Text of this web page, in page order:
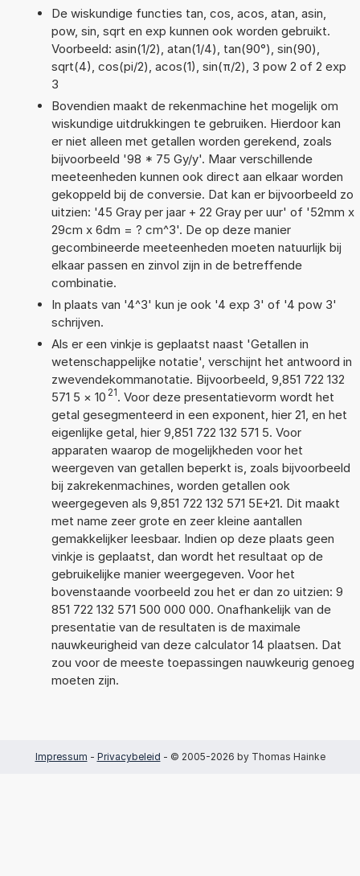
De wiskundige functies tan, cos, acos, atan, asin,
pow, sin, sqrt en exp kunnen ook worden gebruikt.
Voorbeeld: asin(1/2), atan(1/4), tan(90°), sin(90),
sqrt(4), cos(pi/2), acos(1), sin(π/2), 3 pow 2 of 2 exp
3
Bovendien maakt de rekenmachine het mogelijk om
wiskundige uitdrukkingen te gebruiken. Hierdoor kan
er niet alleen met getallen worden gerekend, zoals
bijvoorbeeld '98 * 75 Gy/y'. Maar verschillende
meeteenheden kunnen ook direct aan elkaar worden
gekoppeld bij de conversie. Dat kan er bijvoorbeeld zo
uitzien: '45 Gray per jaar + 22 Gray per uur' of '52mm x
29cm x 6dm = ? cm^3'. De op deze manier
gecombineerde meeteenheden moeten natuurlijk bij
elkaar passen en zinvol zijn in de betreffende
combinatie.
In plaats van '4^3' kun je ook '4 exp 3' of '4 pow 3'
schrijven.
Als er een vinkje is geplaatst naast 'Getallen in
wetenschappelijke notatie', verschijnt het antwoord in
zwevendekommanotatie. Bijvoorbeeld, 9,851 722 132
571 5 × 10 21. Voor deze presentatievorm wordt het
getal gesegmenteerd in een exponent, hier 21, en het
eigenlijke getal, hier 9,851 722 132 571 5. Voor
apparaten waarop de mogelijkheden voor het
weergeven van getallen beperkt is, zoals bijvoorbeeld
bij zakrekenmachines, worden getallen ook
weergegeven als 9,851 722 132 571 5E+21. Dit maakt
met name zeer grote en zeer kleine aantallen
gemakkelijker leesbaar. Indien op deze plaats geen
vinkje is geplaatst, dan wordt het resultaat op de
gebruikelijke manier weergegeven. Voor het
bovenstaande voorbeeld zou het er dan zo uitzien: 9
851 722 132 571 500 000 000. Onafhankelijk van de
presentatie van de resultaten is de maximale
nauwkeurigheid van deze calculator 14 plaatsen. Dat
zou voor de meeste toepassingen nauwkeurig genoeg
moeten zijn.
Impressum - Privacybeleid - © 2005-2026 by Thomas Hainke